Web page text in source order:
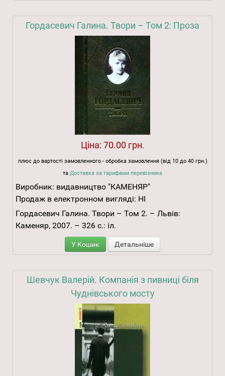
Гордасевич Галина. Твори – Том 2: Проза
Ціна: 70.00 грн.
плюс до вартості замовленного - обробка замовлення (від 10 до 40 грн.)
та Доставка за тарифами перевізника
Виробник: видавництво "КАМЕНЯР"
Продаж в електронном вигляді: НІ
Гордасевич Галина. Твори – Том 2. – Львів:
Каменяр, 2007. – 326 с.: іл.
У Кошик Детальніше
Шевчук Валерій. Компанія з пивниці біля
Чуднівського мосту